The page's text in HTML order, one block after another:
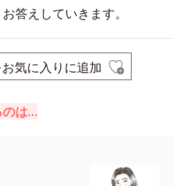
答えしていきます。
気に入りに追加
のは…